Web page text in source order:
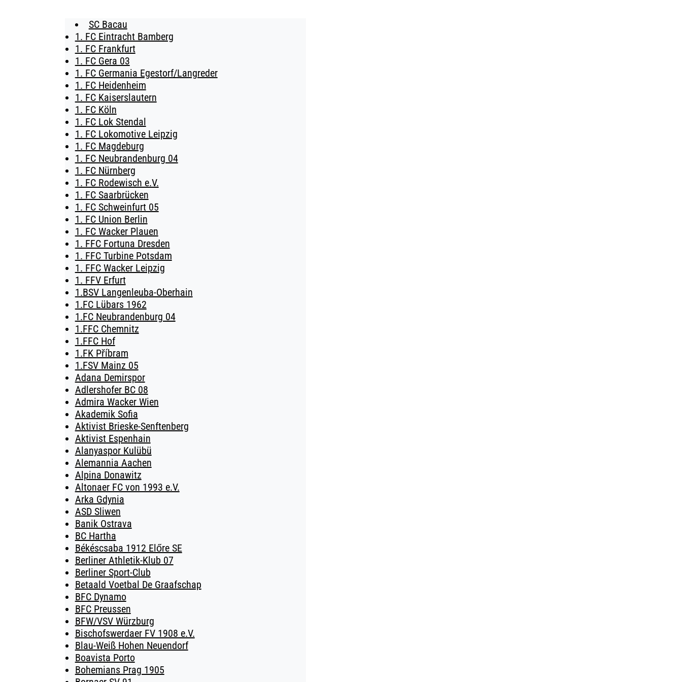
BUSINESS
SÜDKURVE
TICKETING
SC Bacau
1. FC Eintracht Bamberg
1. FC Frankfurt
1. FC Gera 03
1. FC Germania Egestorf/Langreder
1. FC Heidenheim
1. FC Kaiserslautern
1. FC Köln
1. FC Lok Stendal
1. FC Lokomotive Leipzig
1. FC Magdeburg
1. FC Neubrandenburg 04
1. FC Nürnberg
1. FC Rodewisch e.V.
1. FC Saarbrücken
1. FC Schweinfurt 05
1. FC Union Berlin
1. FC Wacker Plauen
1. FFC Fortuna Dresden
1. FFC Turbine Potsdam
1. FFC Wacker Leipzig
1. FFV Erfurt
1.BSV Langenleuba-Oberhain
1.FC Lübars 1962
1.FC Neubrandenburg 04
1.FFC Chemnitz
1.FFC Hof
1.FK Příbram
1.FSV Mainz 05
Adana Demirspor
Adlershofer BC 08
Admira Wacker Wien
Akademik Sofia
Aktivist Brieske-Senftenberg
Aktivist Espenhain
Alanyaspor Kulübü
Alemannia Aachen
Alpina Donawitz
Altonaer FC von 1993 e.V.
Arka Gdynia
ASD Sliwen
Banik Ostrava
BC Hartha
Békéscsaba 1912 Előre SE
Berliner Athletik-Klub 07
Berliner Sport-Club
Betaald Voetbal De Graafschap
BFC Dynamo
BFC Preussen
BFW/VSV Würzburg
Bischofswerdaer FV 1908 e.V.
Blau-Weiß Hohen Neuendorf
Boavista Porto
Bohemians Prag 1905